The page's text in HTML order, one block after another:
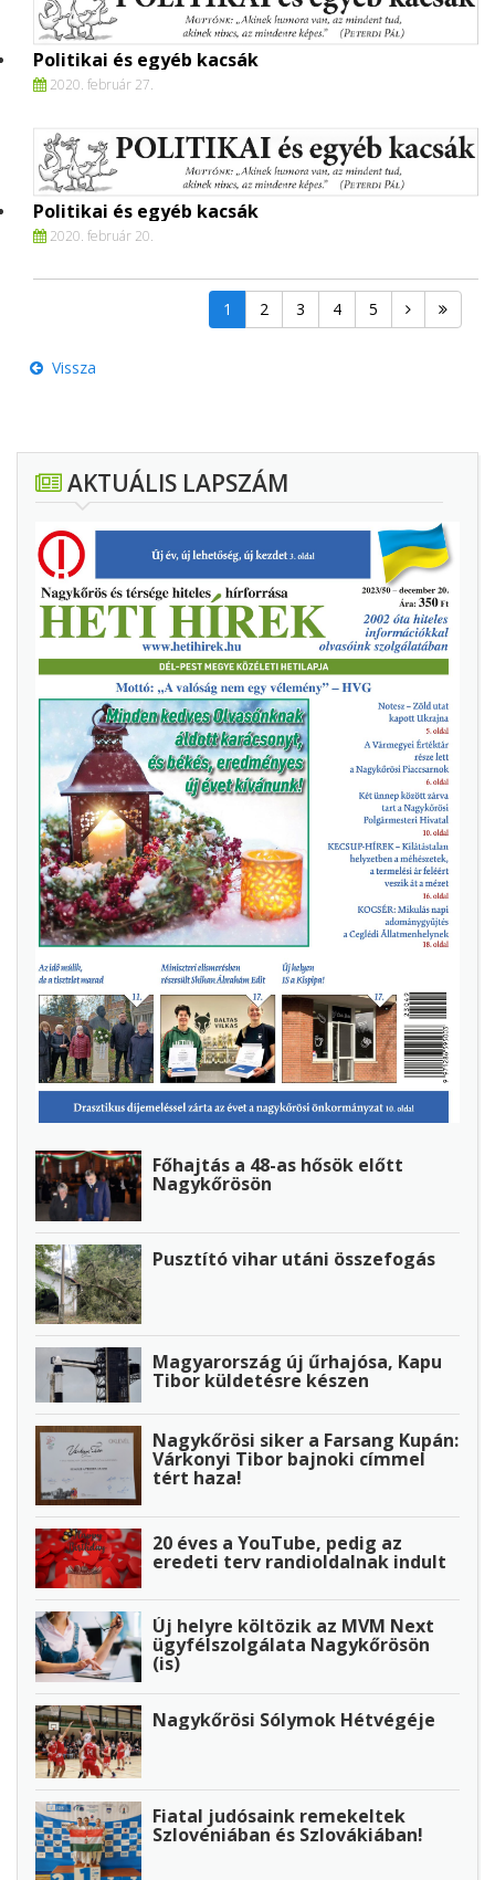
Politikai és egyéb kacsák
2020. február 27.
Politikai és egyéb kacsák
2020. február 20.
1 2 3 4 5
Vissza
AKTUÁLIS LAPSZÁM
Főhajtás a 48-as hősök előtt
Nagykőrösön
Pusztító vihar utáni összefogás
Magyarország új űrhajósa, Kapu
Tibor küldetésre készen
Nagykőrösi siker a Farsang Kupán:
Várkonyi Tibor bajnoki címmel
tért haza!
20 éves a YouTube, pedig az
eredeti terv randioldalnak indult
Új helyre költözik az MVM Next
ügyfélszolgálata Nagykőrösön
(is)
Nagykőrösi Sólymok Hétvégéje
Fiatal judósaink remekeltek
Szlovéniában és Szlovákiában!